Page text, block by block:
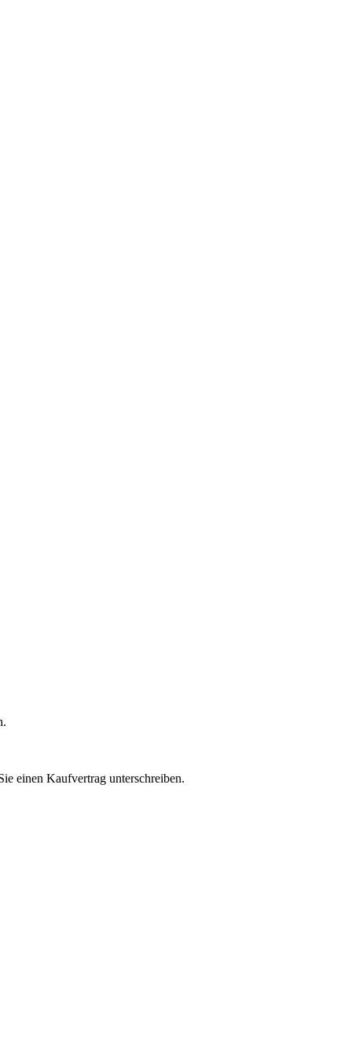
einen Kaufvertrag unterschreiben.